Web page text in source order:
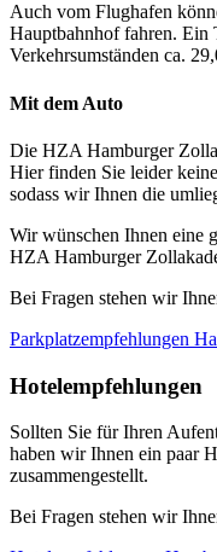
Auch vom Flughafen
Hauptbahnhof fahren. Ein
Verkehrsumständen ca.
Mit dem Auto
Die HZA Hamburger
Hier finden Sie leider
sodass wir Ihnen die
Wir wünschen Ihnen eine
HZA Hamburger
Bei Fragen stehen wir
Parkplatzempfehlungen
Hotelempfehlungen
Sollten Sie für Ihren
haben wir Ihnen ein paar
zusammengestellt.
Bei Fragen stehen wir